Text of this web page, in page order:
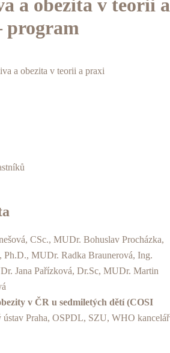
a obezita v teorii a
program
CSc., MUDr. Bohuslav Procházka,
Ph.D., MUDr. Radka Braunerová, Ing.
Jana Pařízková, Dr.Sc, MUDr. Martin
v ČR u sedmiletých dětí (COSI
Praha, OSPDL, SZU, WHO kancelář